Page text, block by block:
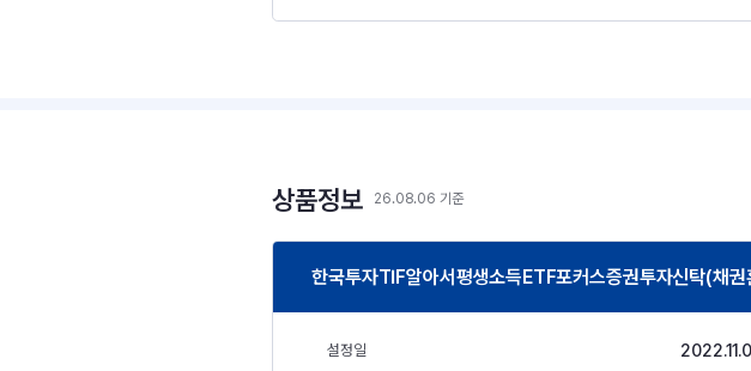
상품정보 26.08.06 기준
한국투자TIF알아서평생소득ETF포커스증권투자신탁(채
설정일